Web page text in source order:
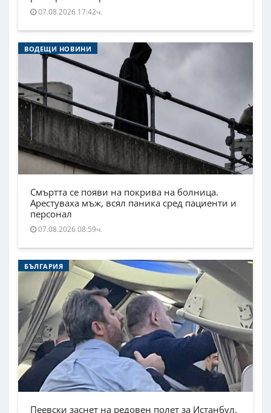
07.08.2026 17:42ч.
ВОДЕЩИ НОВИНИ
Смъртта се появи на покрива на болница.
Арестуваха мъж, всял паника сред пациенти и
персонал
07.08.2026 08:59ч.
БЪЛГАРИЯ
Пеевски заснет на редовен полет за Истанбул.